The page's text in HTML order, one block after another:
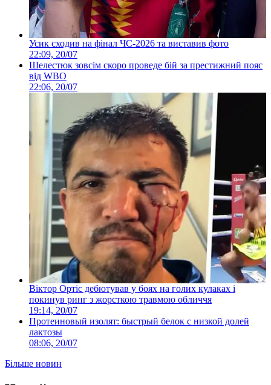
Усик сходив на фінал ЧС-2026 та виставив фото
22:09, 20/07
Шелестюк зовсім скоро проведе бій за престижний пояс
від WBO
22:06, 20/07
Віктор Ортіс дебютував у боях на голих кулаках і
покинув ринг з жорсткою травмою обличчя
19:14, 20/07
Протеиновый изолят: быстрый белок с низкой долей
лактозы
08:06, 20/07
Більше новин